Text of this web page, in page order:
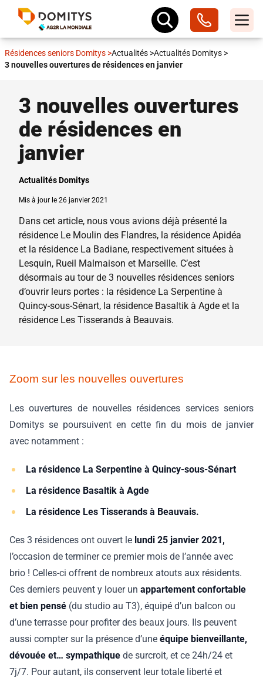
Résidences seniors Domitys >Actualités >Actualités Domitys >
3 nouvelles ouvertures de résidences en janvier
3 nouvelles ouvertures
de résidences en
janvier
Actualités Domitys
Mis à jour le 26 janvier 2021
Dans cet article, nous vous avions déjà présenté la
résidence Le Moulin des Flandres, la résidence Apidéa
et la résidence La Badiane, respectivement situées à
Lesquin, Rueil Malmaison et Marseille. C’est
désormais au tour de 3 nouvelles résidences seniors
d’ouvrir leurs portes : la résidence La Serpentine à
Quincy-sous-Sénart, la résidence Basaltik à Agde et la
résidence Les Tisserands à Beauvais.
Zoom sur les nouvelles ouvertures
Les ouvertures de nouvelles résidences services seniors
Domitys se poursuivent en cette fin du mois de janvier
avec notamment :
La résidence La Serpentine à Quincy-sous-Sénart
La résidence Basaltik à Agde
La résidence Les Tisserands à Beauvais.
Ces 3 résidences ont ouvert le lundi 25 janvier 2021,
l’occasion de terminer ce premier mois de l’année avec
brio ! Celles-ci offrent de nombreux atouts aux résidents.
Ces derniers peuvent y louer un appartement confortable
et bien pensé (du studio au T3), équipé d’un balcon ou
d’une terrasse pour profiter des beaux jours. Ils peuvent
aussi compter sur la présence d’une équipe bienveillante,
dévouée et… sympathique de surcroit, et ce 24h/24 et
7j/7. Pour autant, ils conservent leur totale liberté et